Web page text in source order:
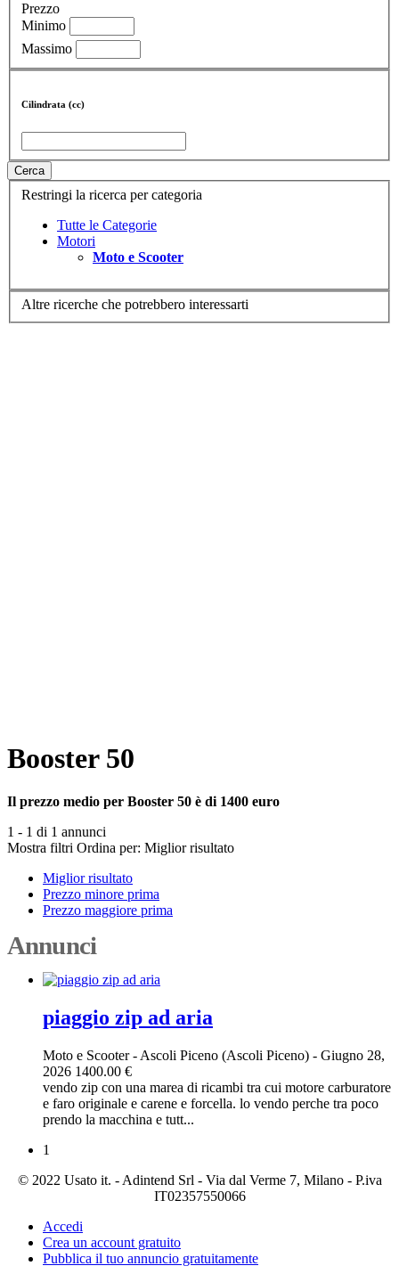
Prezzo
Minimo
Massimo
Cilindrata (cc)
Cerca
Restringi la ricerca per categoria
Tutte le Categorie
Motori
Moto e Scooter
Altre ricerche che potrebbero interessarti
Booster 50
Il prezzo medio per Booster 50 è di 1400 euro
1 - 1 di 1 annunci
Mostra filtri Ordina per: Miglior risultato
Miglior risultato
Prezzo minore prima
Prezzo maggiore prima
Annunci
piaggio zip ad aria
Moto e Scooter- Ascoli Piceno (Ascoli Piceno) - Giugno 28,
2026 1400.00 €
vendo zip con una marea di ricambi tra cui motore carburatore
e faro originale e carene e forcella. lo vendo perche tra poco
prendo la macchina e tutt...
1
© 2022 Usato it. - Adintend Srl - Via dal Verme 7, Milano - P.iva
IT02357550066
Accedi
Crea un account gratuito
Pubblica il tuo annuncio gratuitamente